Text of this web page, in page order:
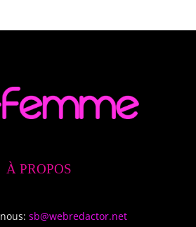
À PROPOS
sb@webredactor.net